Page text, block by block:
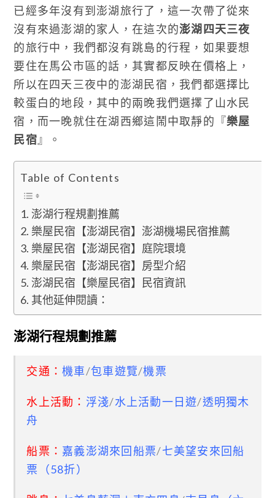
已經多年沒有到澎湖旅行了，這一次帶了從來
沒有來過澎湖的家人，在這次的澎湖四天三夜
的旅行中，我們都沒有跳島的行程，如果要想
要住在馬公市區的話，其實都反映在價格上，
所以在四天三夜中的澎湖民宿，我們都選擇比
較蛋白的地段，其中的兩晚我們選擇了山水民
宿，而一晚就住在湖西鄉這鬧中取靜的『樂屋
民宿 』。
Table of Contents
澎湖行程規劃推薦
樂屋民宿【澎湖民宿】澎湖機場民宿推薦
樂屋民宿【澎湖民宿】庭院環境
樂屋民宿【澎湖民宿】房型介紹
澎湖民宿【樂屋民宿】民宿資訊
其他延伸閱讀：
澎湖行程規劃推薦
交通：機車/包車遊覽/機票
水上活動： 浮淺/水上活動一日遊/透明獨木
舟
船票： 嘉義澎湖來回船票/七美望安來回船
票（58折）